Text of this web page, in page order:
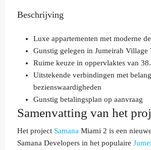
Beschrijving
Luxe appartementen met moderne
Gunstig gelegen in Jumeirah Village
Ruime keuze in oppervlaktes van
Uitstekende verbindingen met
bezienswaardigheden
Gunstig betalingsplan op aanvraag
Samenvatting van het
Het project Samana Miami 2 is een
Samana Developers in het populaire